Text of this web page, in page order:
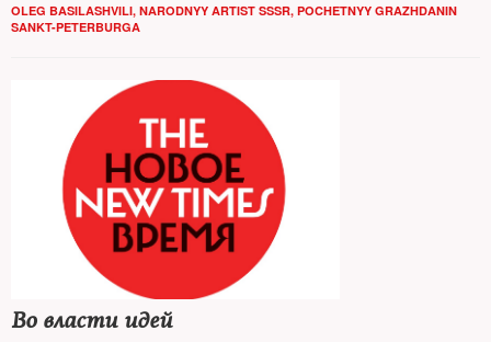
OLEG BASILASHVILI, NARODNYY ARTIST SSSR, POCHETNYY GRAZHDANIN
SANKT-PETERBURGA
Во власти идей